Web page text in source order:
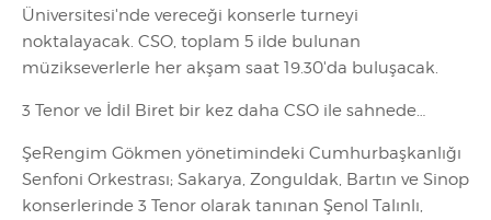
Üniversitesi'nde vereceği konserle turneyi
noktalayacak. CSO, toplam 5 ilde bulunan
müzikseverlerle her akşam saat 19.30'da buluşacak.
3 Tenor ve İdil Biret bir kez daha CSO ile sahnede…
ŞeRengim Gökmen yönetimindeki Cumhurbaşkanlığı
Senfoni Orkestrası; Sakarya, Zonguldak, Bartın ve Sinop
konserlerinde 3 Tenor olarak tanınan Şenol Talınlı,